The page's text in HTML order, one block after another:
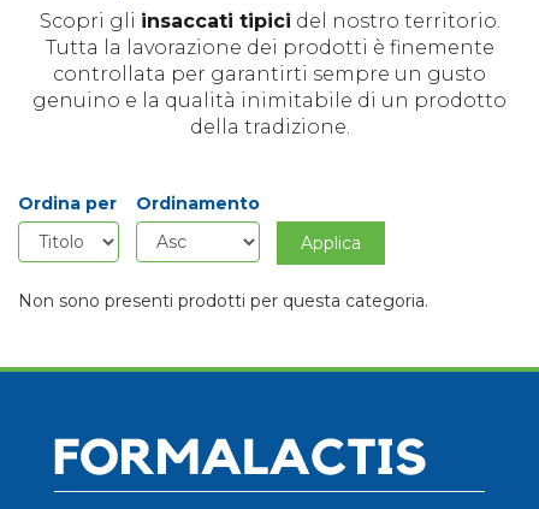
Scopri gli insaccati tipici del nostro territorio.
Tutta la lavorazione dei prodotti è finemente
controllata per garantirti sempre un gusto
genuino e la qualità inimitabile di un prodotto
della tradizione.
Ordina per
Ordinamento
Applica
Non sono presenti prodotti per questa categoria.